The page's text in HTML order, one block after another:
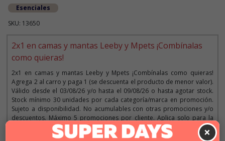
Esenciales
SKU: 13650
2x1 en camas y mantas Leeby y Mpets ¡Combínalas
como quieras!
2x1 en camas y mantas Leeby y Mpets ¡Combínalas como quieras!
Agrega 2 al carro y paga 1 (se descuenta el producto de menor valor).
Válido desde el 03/08/26 y/o hasta el 09/08/26 o hasta agotar stock.
Stock mínimo 30 unidades por cada categoría/marca en promoción.
Sujeto a disponibilidad. No acumulables con otras promociones y/o
descuentos. Máximo 5 promociones por cliente. Aplica solo para la
web y tiendas. Imágenes referenciales.
×